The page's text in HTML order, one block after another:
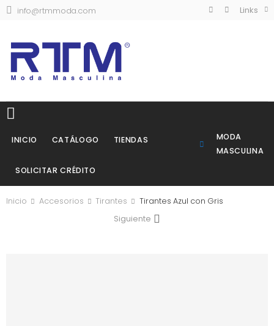
info@rtmmoda.com Links
INICIO CATÁLOGO TIENDAS
SOLICITAR CRÉDITO
MODA
MASCULINA
Inicio Accesorios Tirantes
Tirantes Azul con Gris
Siguiente